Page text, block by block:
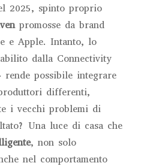
2025, spinto proprio
promosse da brand
e Apple. Intanto, lo
dalla Connectivity
rende possibile integrare
differenti,
i vecchi problemi di
Una luce di casa che
, non solo
nel comportamento